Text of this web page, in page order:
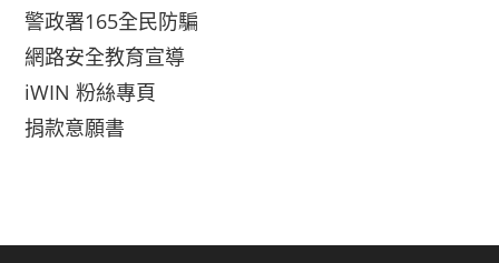
警政署165全民防騙
網路安全教育宣導
iWIN 粉絲專頁
捐款意願書